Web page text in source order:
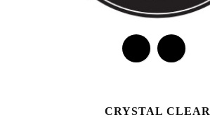
CRYSTAL CLEAR